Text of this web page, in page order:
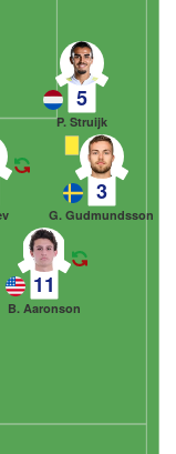
5
P. Struijk
3
G. Gudmundsson
11
B. Aaronson